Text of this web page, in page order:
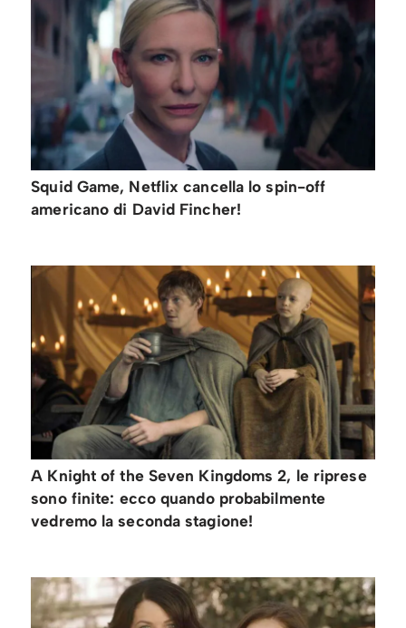
Squid Game, Netflix cancella lo spin-off
americano di David Fincher!
A Knight of the Seven Kingdoms 2, le riprese
sono finite: ecco quando probabilmente
vedremo la seconda stagione!